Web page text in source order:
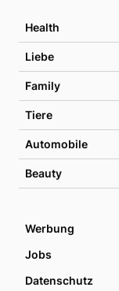
Health
Liebe
Family
Tiere
Automobile
Beauty
Werbung
Jobs
Datenschutz